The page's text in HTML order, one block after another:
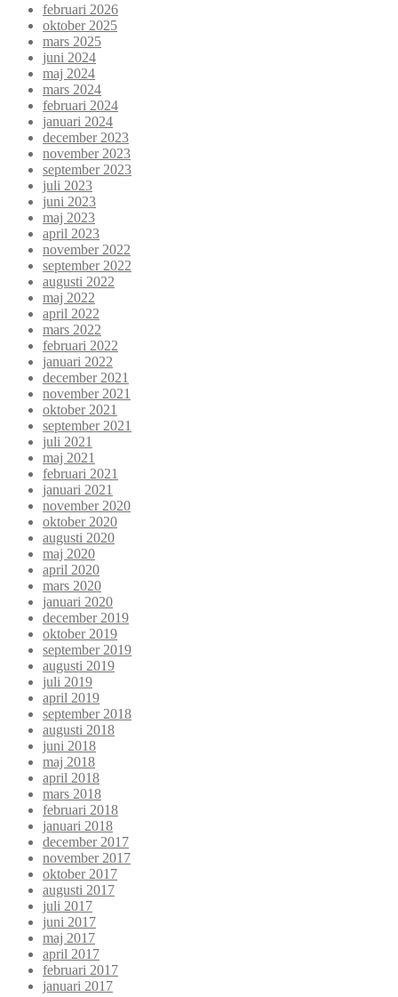
februari 2026
oktober 2025
mars 2025
juni 2024
maj 2024
mars 2024
februari 2024
januari 2024
december 2023
november 2023
september 2023
juli 2023
juni 2023
maj 2023
april 2023
november 2022
september 2022
augusti 2022
maj 2022
april 2022
mars 2022
februari 2022
januari 2022
december 2021
november 2021
oktober 2021
september 2021
juli 2021
maj 2021
februari 2021
januari 2021
november 2020
oktober 2020
augusti 2020
maj 2020
april 2020
mars 2020
januari 2020
december 2019
oktober 2019
september 2019
augusti 2019
juli 2019
april 2019
september 2018
augusti 2018
juni 2018
maj 2018
april 2018
mars 2018
februari 2018
januari 2018
december 2017
november 2017
oktober 2017
augusti 2017
juli 2017
juni 2017
maj 2017
april 2017
februari 2017
januari 2017